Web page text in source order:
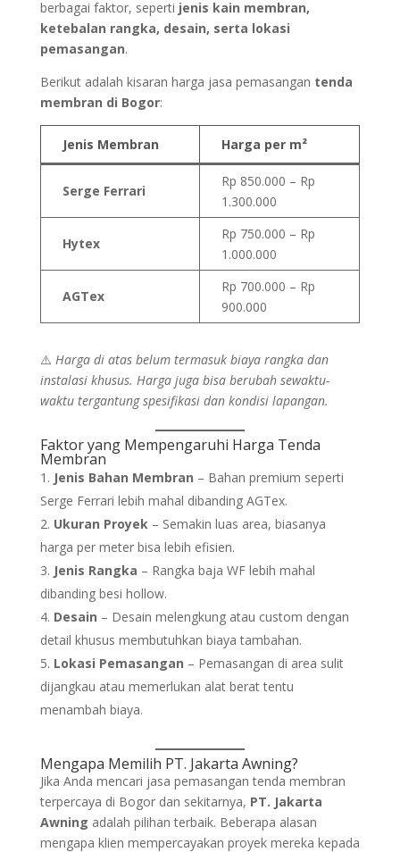
berbagai faktor, seperti jenis kain membran,
ketebalan rangka, desain, serta lokasi
pemasangan.
Berikut adalah kisaran harga jasa pemasangan tenda
membran di Bogor:
Jenis Membran Harga per m²
Serge Ferrari
Rp 850.000 – Rp
1.300.000
Hytex
Rp 750.000 – Rp
1.000.000
AGTex
Rp 700.000 – Rp
900.000
⚠️ Harga di atas belum termasuk biaya rangka dan
instalasi khusus. Harga juga bisa berubah sewaktu-
waktu tergantung spesifikasi dan kondisi lapangan.
Faktor yang Mempengaruhi Harga Tenda
Membran
Jenis Bahan Membran – Bahan premium seperti
Serge Ferrari lebih mahal dibanding AGTex.
Ukuran Proyek– Semakin luas area, biasanya
harga per meter bisa lebih efisien.
Jenis Rangka – Rangka baja WF lebih mahal
dibanding besi hollow.
Desain – Desain melengkung atau custom dengan
detail khusus membutuhkan biaya tambahan.
Lokasi Pemasangan – Pemasangan di area sulit
dijangkau atau memerlukan alat berat tentu
menambah biaya.
Mengapa Memilih PT. Jakarta Awning?
Jika Anda mencari jasa pemasangan tenda membran
terpercaya di Bogor dan sekitarnya, PT. Jakarta
Awning adalah pilihan terbaik. Beberapa alasan
mengapa klien mempercayakan proyek mereka kepada